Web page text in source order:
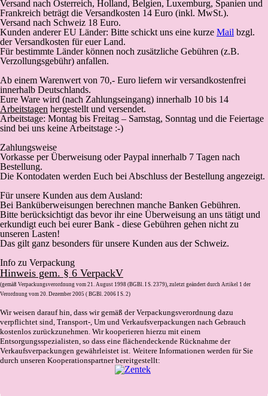
Versand nach Österreich, Holland, Belgien, Luxemburg, Spanien und
Frankreich beträgt die Versandkosten 14 Euro (inkl. MwSt.).
Versand nach Schweiz 18 Euro.
Kunden anderer EU Länder: Bitte schickt uns eine kurze Mail bzgl.
der Versandkosten für euer Land.
Für bestimmte Länder können noch zusätzliche Gebühren (z.B.
Verzollungsgebühr) anfallen.
Ab einem Warenwert von 70,- Euro liefern wir versandkostenfrei
innerhalb Deutschlands.
Eure Ware wird (nach Zahlungseingang) innerhalb 10 bis 14
Arbeitstagen hergestellt und versendet.
Arbeitstage: Montag bis Freitag – Samstag, Sonntag und die Feiertage
sind bei uns keine Arbeitstage :-)
Zahlungsweise
Vorkasse per Überweisung oder Paypal innerhalb 7 Tagen nach
Bestellung.
Die Kontodaten werden Euch bei Abschluss der Bestellung angezeigt.
Für unsere Kunden aus dem Ausland:
Bei Banküberweisungen berechnen manche Banken Gebühren.
Bitte berücksichtigt das bevor ihr eine Überweisung an uns tätigt und
erkundigt euch bei eurer Bank - diese Gebühren gehen nicht zu
unseren Lasten!
Das gilt ganz besonders für unsere Kunden aus der Schweiz.
Info zu Verpackung
Hinweis gem. § 6 VerpackV
(gemäß Verpackungsverordnung vom 21. August 1998 (BGBl. I S. 2379), zuletzt geändert durch Artikel 1 der
Verordnung vom 20. Dezember 2005 ( BGBl. 2006 I S. 2)
Wir weisen darauf hin, dass wir gemäß der Verpackungsverordnung dazu
verpflichtet sind, Transport-, Um und Verkaufsverpackungen nach Gebrauch
kostenlos zurückzunehmen. Wir kooperieren hierzu mit einem
Entsorgungsspezialisten, so dass eine flächendeckende Rücknahme der
Verkaufsverpackungen gewährleistet ist. Weitere Informationen werden für Sie
durch unseren Kooperationspartner bereitgestellt: